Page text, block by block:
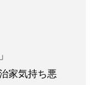
家気持ち悪